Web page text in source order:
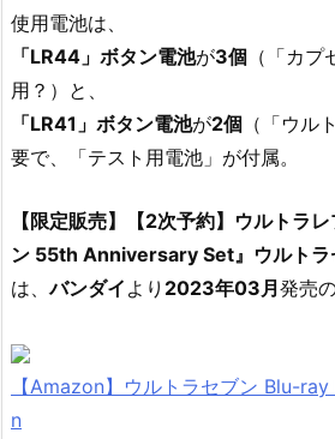
使用電池は、
「LR44」ボタン電池が3個 （「カプ
用？）と、
「LR41」ボタン電池が2個 （「ウル
要で、「テスト用電池」が付属。
【限定販売】【2次予約】ウルトラ
ン 55th Anniversary Set』ウルトラ
は、バンダイ より 2023年03月 発売
【Amazon】ウルトラセブン Blu-
n